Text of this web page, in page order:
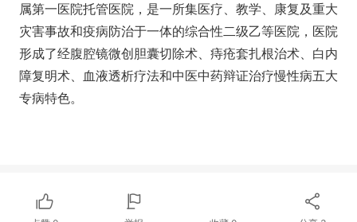
属第一医院托管医院，是一所集医疗、教学、康复及重大
灾害事故和疫病防治于一体的综合性二级乙等医院，医院
形成了经腹腔镜微创胆囊切除术、痔疮套扎根治术、白内
障复明术、血液透析疗法和中医中药辩证治疗慢性病五大
专病特色。